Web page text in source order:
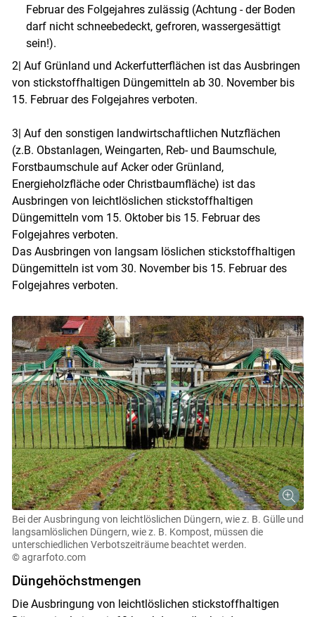
Februar des Folgejahres zulässig (Achtung - der Boden
darf nicht schneebedeckt, gefroren, wassergesättigt
sein!).
2| Auf Grünland und Ackerfutterflächen ist das Ausbringen
von stickstoffhaltigen Düngemitteln ab 30. November bis
15. Februar des Folgejahres verboten.
3| Auf den sonstigen landwirtschaftlichen Nutzflächen
(z.B. Obstanlagen, Weingarten, Reb- und Baumschule,
Forstbaumschule auf Acker oder Grünland,
Energieholzfläche oder Christbaumfläche) ist das
Ausbringen von leichtlöslichen stickstoffhaltigen
Düngemitteln vom 15. Oktober bis 15. Februar des
Folgejahres verboten.
Das Ausbringen von langsam löslichen stickstoffhaltigen
Düngemitteln ist vom 30. November bis 15. Februar des
Folgejahres verboten.
Bei der Ausbringung von leichtlöslichen Düngern, wie z. B. Gülle und
langsamlöslichen Düngern, wie z. B. Kompost, müssen die
unterschiedlichen Verbotszeiträume beachtet werden.
© agrarfoto.com
Düngehöchstmengen
Die Ausbringung von leichtlöslichen stickstoffhaltigen